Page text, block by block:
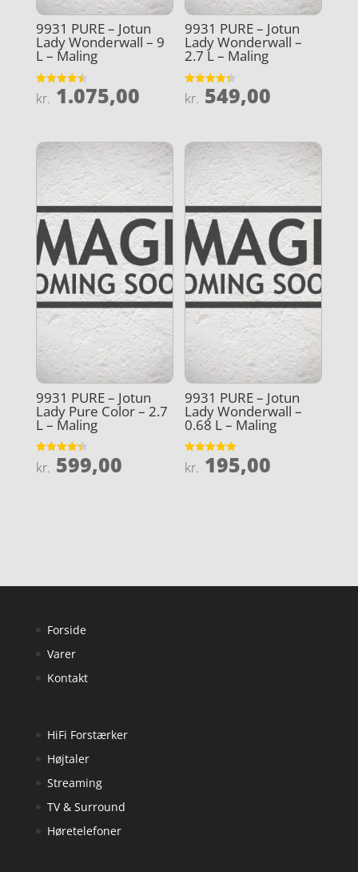
9931 PURE – Jotun
Lady Wonderwall – 9
L – Maling
Vurderet
4.5
kr. 1.075,00
9931 PURE – Jotun
Lady Wonderwall –
2.7 L – Maling
Vurderet
4.3
kr. 549,00
9931 PURE – Jotun
Lady Pure Color – 2.7
L – Maling
Vurderet
4.3
kr. 599,00
9931 PURE – Jotun
Lady Wonderwall –
0.68 L – Maling
Vurderet
5
kr. 195,00
Forside
Varer
Kontakt
HiFi Forstærker
Højtaler
Streaming
TV & Surround
Høretelefoner